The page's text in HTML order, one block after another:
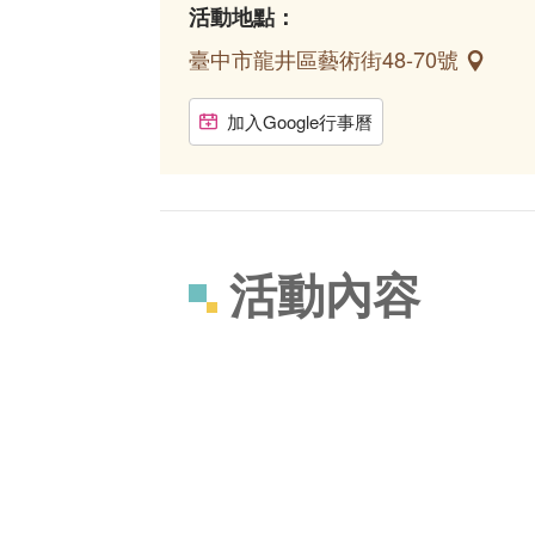
活動地點：
臺中市龍井區藝術街48-70號
加入Google行事曆
活動內容